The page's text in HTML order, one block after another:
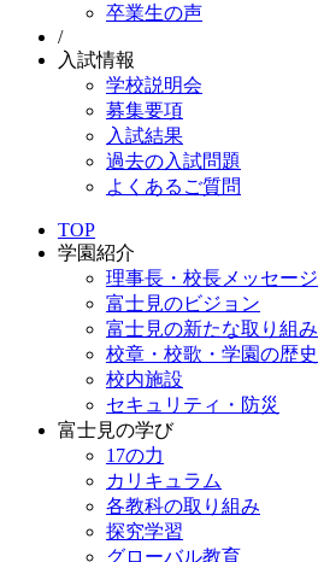
卒業生の声
/
入試情報
学校説明会
募集要項
入試結果
過去の入試問題
よくあるご質問
TOP
学園紹介
理事長・校長メッセージ
富士見のビジョン
富士見の新たな取り組み
校章・校歌・学園の歴史
校内施設
セキュリティ・防災
富士見の学び
17の力
カリキュラム
各教科の取り組み
探究学習
グローバル教育